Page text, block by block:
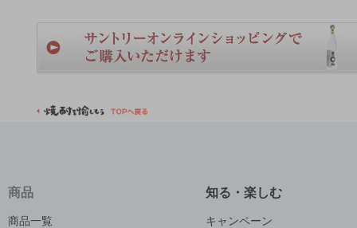
商品
商品一覧
知る・楽しむ
キャンペーン